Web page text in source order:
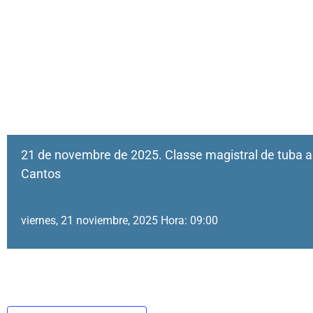
21 de novembre de 2025. Classe magistral de tuba
Cantos
viernes, 21 noviembre, 2025 Hora: 09:00